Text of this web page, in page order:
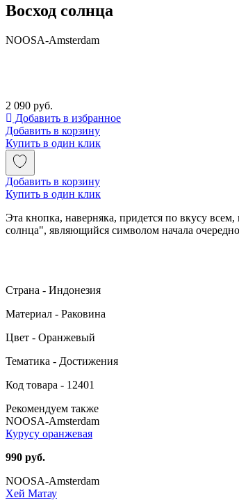
Восход солнца
NOOSA-Amsterdam
2 090 руб.
Добавить в избранное
Добавить в корзину
Купить в один клик
Добавить в корзину
Купить в один клик
Эта кнопка, наверняка, придется по вкусу
солнца", являющийся символом начала
Страна - Индонезия
Материал - Раковина
Цвет - Оранжевый
Тематика - Достижения
Код товара - 12401
Рекомендуем также
NOOSA-Amsterdam
Курусу оранжевая
990 руб.
NOOSA-Amsterdam
Хей Матау